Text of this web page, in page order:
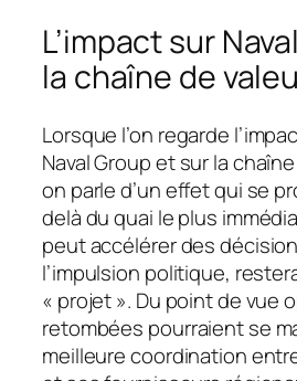
L’impact sur
la chaîne de
Lorsque l’on regarde
Naval Group et sur la
on parle d’un effet qui se
delà du quai le plus
peut accélérer des
l’impulsion politique,
« projet ». Du point de vue
retombées pourraient se
meilleure coordination